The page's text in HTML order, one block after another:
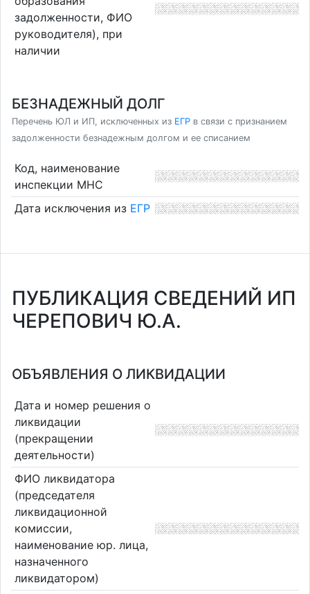
задолженности, ФИО
руководителя), при
наличии
БЕЗНАДЕЖНЫЙ ДОЛГ
Перечень ЮЛ и ИП, исключенных из ЕГР в связи с признанием
задолженности безнадежным долгом и ее списанием
Код, наименование
инспекции МНС
Дата исключения из ЕГР
ПУБЛИКАЦИЯ СВЕДЕНИЙ ИП
ЧЕРЕПОВИЧ Ю.А.
ОБЪЯВЛЕНИЯ О ЛИКВИДАЦИИ
Дата и номер решения о
ликвидации
(прекращении
деятельности)
ФИО ликвидатора
(председателя
ликвидационной
комиссии,
наименование юр. лица,
назначенного
ликвидатором)